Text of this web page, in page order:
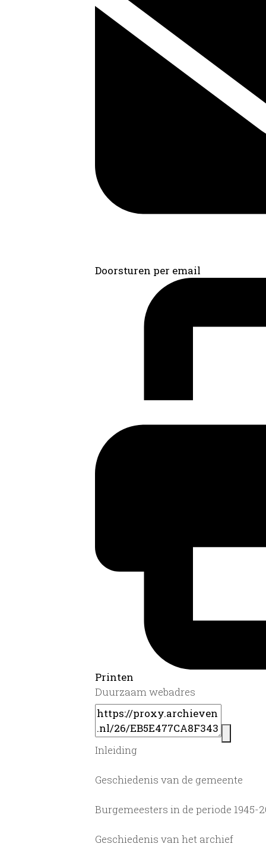
Doorsturen per email
Printen
Duurzaam webadres
Inleiding
Geschiedenis van de gemeente
Burgemeesters in de periode 1945-
Geschiedenis van het archief